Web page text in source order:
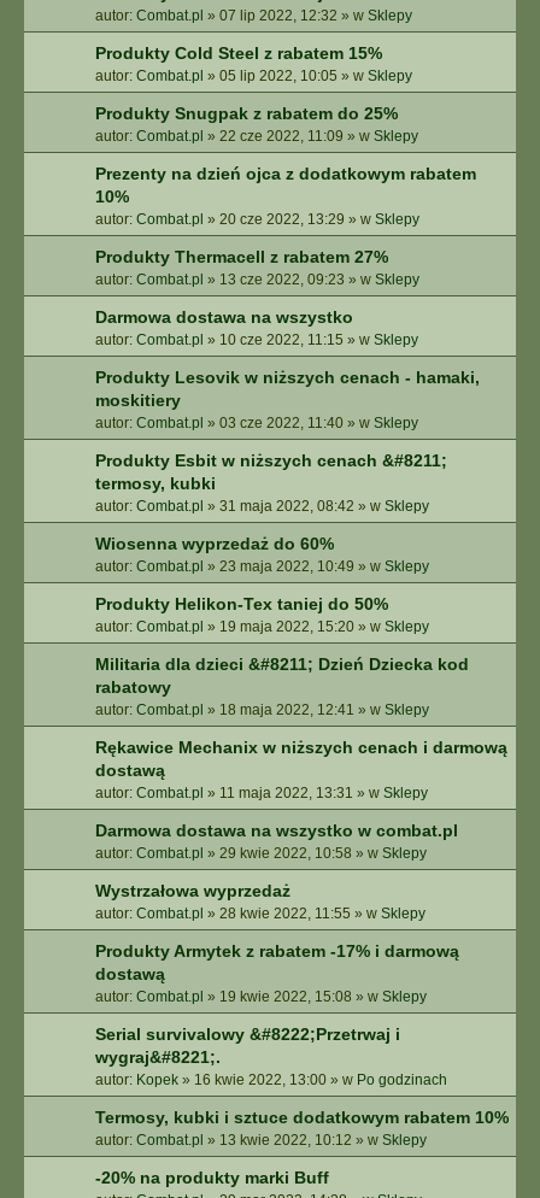
autor: Combat.pl » 07 lip 2022, 12:32 » w Sklepy
Produkty Cold Steel z rabatem 15%
autor: Combat.pl » 05 lip 2022, 10:05 » w Sklepy
Produkty Snugpak z rabatem do 25%
autor: Combat.pl » 22 cze 2022, 11:09 » w Sklepy
Prezenty na dzień ojca z dodatkowym rabatem
10%
autor: Combat.pl » 20 cze 2022, 13:29 » w Sklepy
Produkty Thermacell z rabatem 27%
autor: Combat.pl » 13 cze 2022, 09:23 » w Sklepy
Darmowa dostawa na wszystko
autor: Combat.pl » 10 cze 2022, 11:15 » w Sklepy
Produkty Lesovik w niższych cenach - hamaki,
moskitiery
autor: Combat.pl » 03 cze 2022, 11:40 » w Sklepy
Produkty Esbit w niższych cenach &#8211;
termosy, kubki
autor: Combat.pl » 31 maja 2022, 08:42 » w Sklepy
Wiosenna wyprzedaż do 60%
autor: Combat.pl » 23 maja 2022, 10:49 » w Sklepy
Produkty Helikon-Tex taniej do 50%
autor: Combat.pl » 19 maja 2022, 15:20 » w Sklepy
Militaria dla dzieci &#8211; Dzień Dziecka kod
rabatowy
autor: Combat.pl » 18 maja 2022, 12:41 » w Sklepy
Rękawice Mechanix w niższych cenach i darmową
dostawą
autor: Combat.pl » 11 maja 2022, 13:31 » w Sklepy
Darmowa dostawa na wszystko w combat.pl
autor: Combat.pl » 29 kwie 2022, 10:58 » w Sklepy
Wystrzałowa wyprzedaż
autor: Combat.pl » 28 kwie 2022, 11:55 » w Sklepy
Produkty Armytek z rabatem -17% i darmową
dostawą
autor: Combat.pl » 19 kwie 2022, 15:08 » w Sklepy
Serial survivalowy &#8222;Przetrwaj i
wygraj&#8221;.
autor: Kopek » 16 kwie 2022, 13:00 » w Po godzinach
Termosy, kubki i sztuce dodatkowym rabatem 10%
autor: Combat.pl » 13 kwie 2022, 10:12 » w Sklepy
-20% na produkty marki Buff